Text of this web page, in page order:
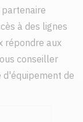
partenaire
à des lignes
répondre aux
conseiller
d'équipement de